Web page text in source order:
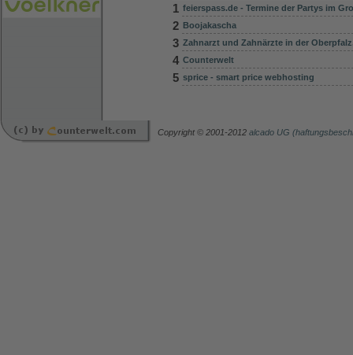
1 feierspass.de - Termine der Partys im
2 Boojakascha
3 Zahnarzt und Zahnärzte in der
4 Counterwelt
5 sprice - smart price webhosting
Copyright © 2001-2012 alcado UG